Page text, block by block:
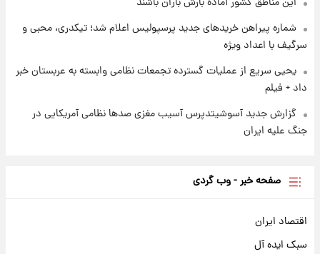
شماره پیراهن خریدهای جدید پرسپولیس اعلام شد؛ تیکدری، محبی و
سرگیف با اعداد ویژه
یحیی سریع از عملیات گسترده تجمعات نظامی وابسته به عربستان خبر
داد + فیلم
گزارش جدید آسوشیتدپرس آسیب مغزی صدها نظامی آمریکایی در
جنگ علیه ایران
صفحه خبر - وب گردی
اقتصاد ایران
سبک ایده آل